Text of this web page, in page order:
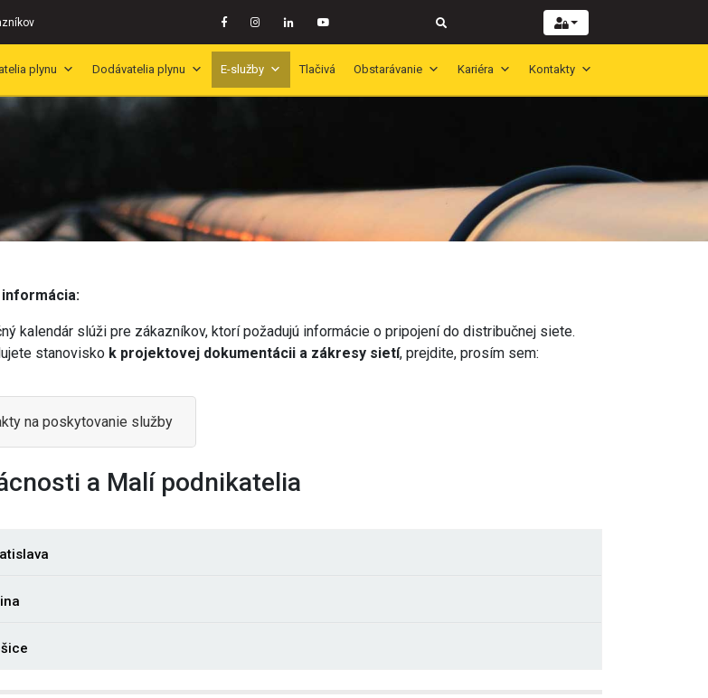
plynu Dodávatelia plynu E-služby Tlačivá Obstarávanie Kariéra Kontakty
kalendár slúži pre zákazníkov, ktorí požadujú informácie o pripojení do distribučnej siete.
stanovisko k projektovej dokumentácii a zákresy sietí, prejdite, prosím sem:
na poskytovanie služby
a Malí podnikatelia